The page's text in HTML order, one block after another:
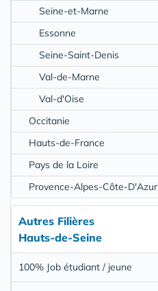
Seine-et-Marne
Essonne
Seine-Saint-Denis
Val-de-Marne
Val-d'Oise
Occitanie
Hauts-de-France
Pays de la Loire
Provence-Alpes-Côte-D'Azur
Autres Filières
Hauts-de-Seine
100% Job étudiant / jeune